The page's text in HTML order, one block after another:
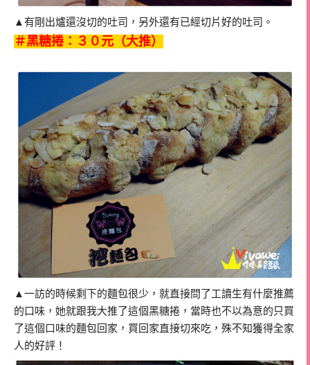
▲有剛出爐還沒切的吐司，另外還有已經切片好的吐司。
＃黑糖捲：３０元（大推）
▲一訪的時候剩下的麵包很少，就直接問了工讀生有什麼推薦
的口味，她就跟我大推了這個黑糖捲，當時也不以為意的只買
了這個口味的麵包回家，買回家直接切來吃，殊不知獲得全家
人的好評！